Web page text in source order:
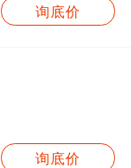
询底价
询底价